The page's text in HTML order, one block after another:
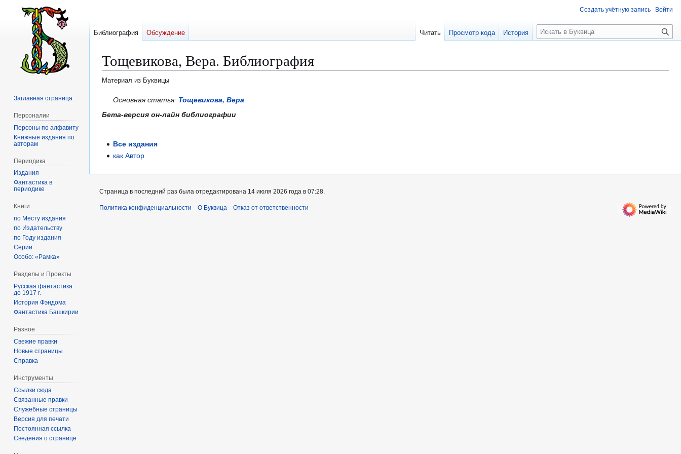
Тощевикова, Вера. Библиография
Материал из Буквицы
Перейти
к
Перейти
к
Основная статья: Тощевикова, Вера
Бета-версия он-лайн библиографии
Все издания
как Автор
Создать учётную запись Войти
Библиография Обсуждение Читать Просмотр кода История
П
о
к
Заглавная страница
Персоналии
Персоны по алфавиту
Книжные издания по
авторам
Периодика
Издания
Фантастика в
периодике
Книги
по Месту издания
по Издательству
по Году издания
Серии
Особо: «Рамка»
Разделы и Проекты
Русская фантастика
до 1917 г.
История Фэндома
Фантастика Башкирии
Разное
Свежие правки
Новые страницы
Справка
Инструменты
Ссылки сюда
Связанные правки
Служебные страницы
Версия для печати
Постоянная ссылка
Сведения о странице
Страница в последний раз была отредактирована 14 июля 2026 года в 07:28.
Политика конфиденциальности О Буквица Отказ от ответственности